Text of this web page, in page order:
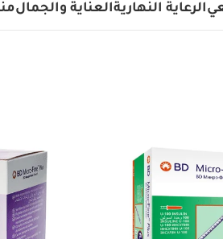
الرعاية النهاريةالعناية والجمال